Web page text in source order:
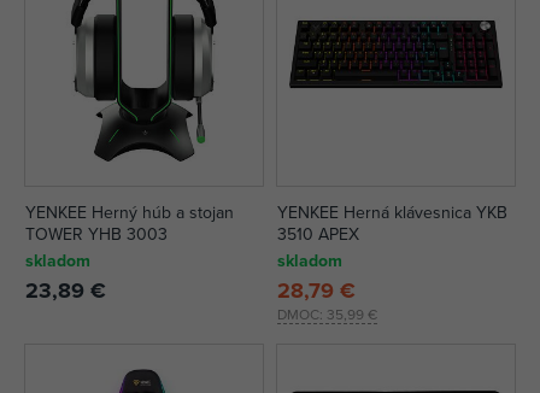
YENKEE Herný húb a stojan
TOWER YHB 3003
skladom
23,89 €
YENKEE Herná klávesnica YKB
3510 APEX
skladom
DMOC: 35,99 €
28,79 €